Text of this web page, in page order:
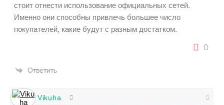
стоит отнести использование официальных сетей.
Именно они способны привлечь большее число
покупателей, какие будут с разным достатком.
0
Ответить
Vikuha